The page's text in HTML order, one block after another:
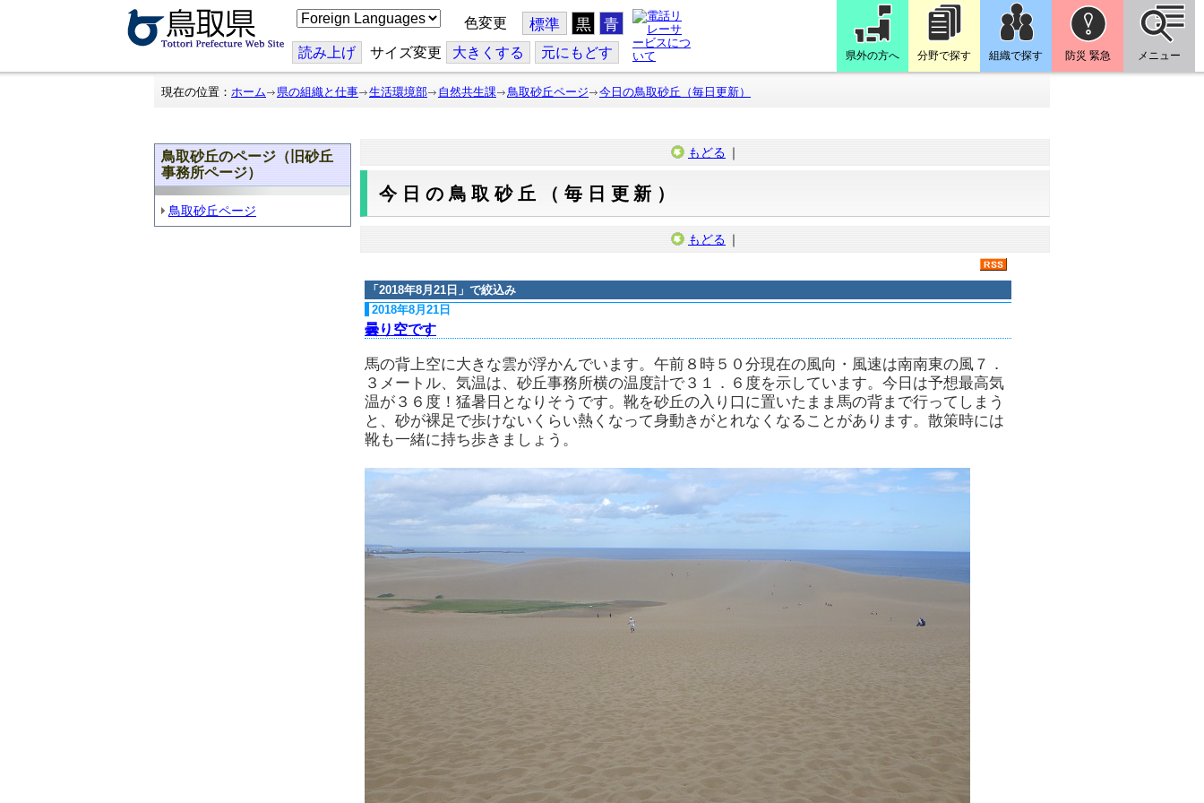
こ
の
ジ
を
翻
色変更 標準 黒 青
読み上げ サイズ変更 大きくする 元にもどす 県外の方へ 分野で探す 組織で探す 防災 緊急 メニュー
現在の位置： ホーム 県の組織と仕事 生活環境部 自然共生課 鳥取砂丘ページ 今日の鳥取砂丘（毎日更新）
鳥取砂丘のページ（旧砂丘
事務所ページ）
鳥取砂丘ページ
もどる ｜
今日の鳥取砂丘（毎日更新）
もどる ｜
「 2018年8月21日 」で絞込み
2018年8月21日
曇り空です
馬の背上空に大きな雲が浮かんでいます。午前８時５０分現在の風向・風速は南南東の風７．
３メートル、気温は、砂丘事務所横の温度計で３１．６度を示しています。今日は予想最高気
温が３６度！猛暑日となりそうです。靴を砂丘の入り口に置いたまま馬の背まで行ってしまう
と、砂が裸足で歩けないくらい熱くなって身動きがとれなくなることがあります。散策時には
靴も一緒に持ち歩きましょう。